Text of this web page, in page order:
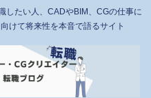
したい人、CADやBIM、CGの仕事に
けて将来性を本音で語るサイト